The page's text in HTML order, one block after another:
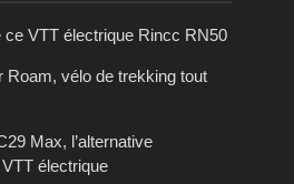
ce VTT électrique Rincc RN50
Roam, vélo de trekking tout
Max, l’alternative
électrique